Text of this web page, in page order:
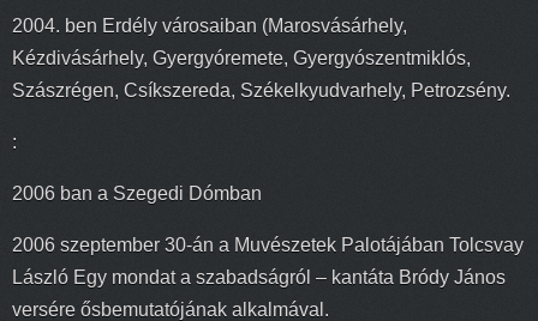
2004. ben Erdély városaiban (Marosvásárhely,
Kézdivásárhely, Gyergyóremete, Gyergyószentmiklós,
Szászrégen, Csíkszereda, Székelkyudvarhely, Petrozsény.
:
2006 ban a Szegedi Dómban
2006 szeptember 30-án a Muvészetek Palotájában Tolcsvay
László Egy mondat a szabadságról – kantáta Bródy János
versére ősbemutatójának alkalmával.